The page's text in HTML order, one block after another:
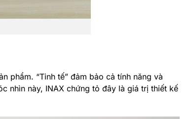
phẩm. “Tinh tế” đảm bảo cả tính năng và
nhìn này, INAX chứng tỏ đây là giá trị thiết kế